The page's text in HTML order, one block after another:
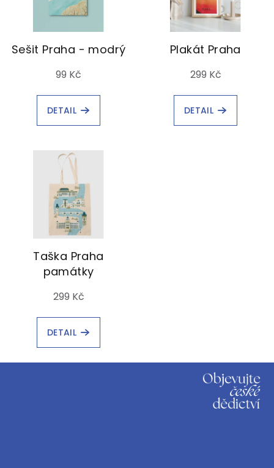
Sešit Praha - modrý
99 Kč
DETAIL
Plakát Praha
299 Kč
DETAIL
Taška Praha
památky
299 Kč
DETAIL